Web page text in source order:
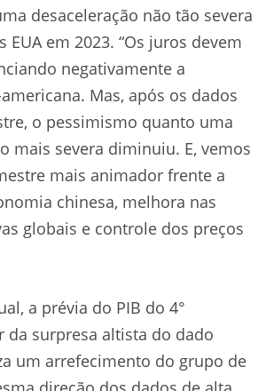
desaceleração não tão severa
EUA em 2023. “Os juros devem
negativamente a
Mas, após os dados
o pessimismo quanto uma
mais severa diminuiu. E, vemos
mais animador frente a
chinesa, melhora nas
globais e controle dos preços
a prévia do PIB do 4°
da surpresa altista do dado
um arrefecimento do grupo de